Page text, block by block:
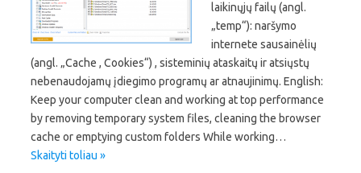
laikinųjų failų (angl.
„temp“): naršymo
internete sausainėlių
(angl. „Cache , Cookies“) , sisteminių ataskaitų ir atsiųstų
nebenaudojamų įdiegimo programų ar atnaujinimų. English:
Keep your computer clean and working at top performance
by removing temporary system files, cleaning the browser
cache or emptying custom folders While working…
Skaityti toliau »